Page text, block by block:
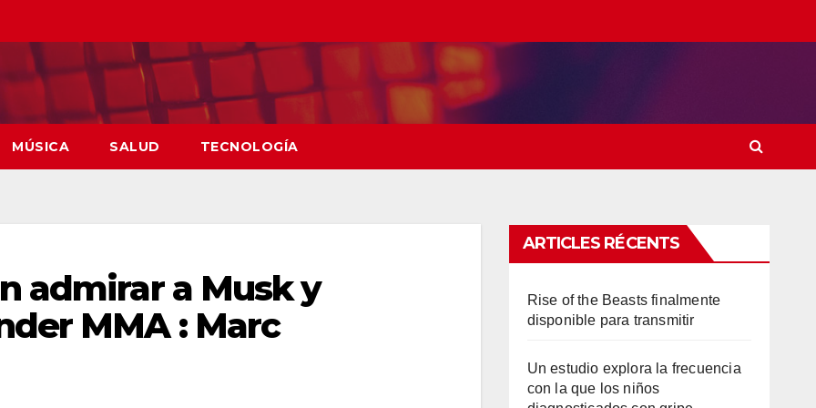
MÚSICA SALUD TECNOLOGÍA
admirar a Musk y
MMA : Marc
ARTICLES RÉCENTS
Rise of the Beasts finalmente
disponible para transmitir
Un estudio explora la frecuencia
con la que los niños